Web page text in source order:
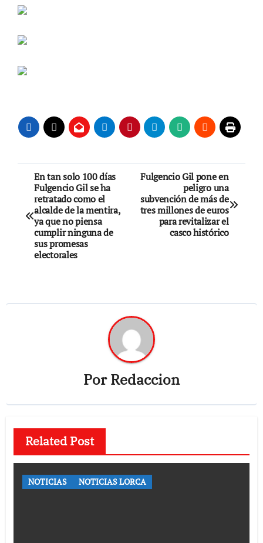
Navegación
de
entradas
En tan solo 100 días
Fulgencio Gil se ha
retratado como el
alcalde de la mentira,
ya que no piensa
cumplir ninguna de
sus promesas
electorales
Fulgencio Gil pone en
peligro una
subvención de más de
tres millones de euros
para revitalizar el
casco histórico
PorRedaccion
Related Post
NOTICIAS NOTICIAS LORCA